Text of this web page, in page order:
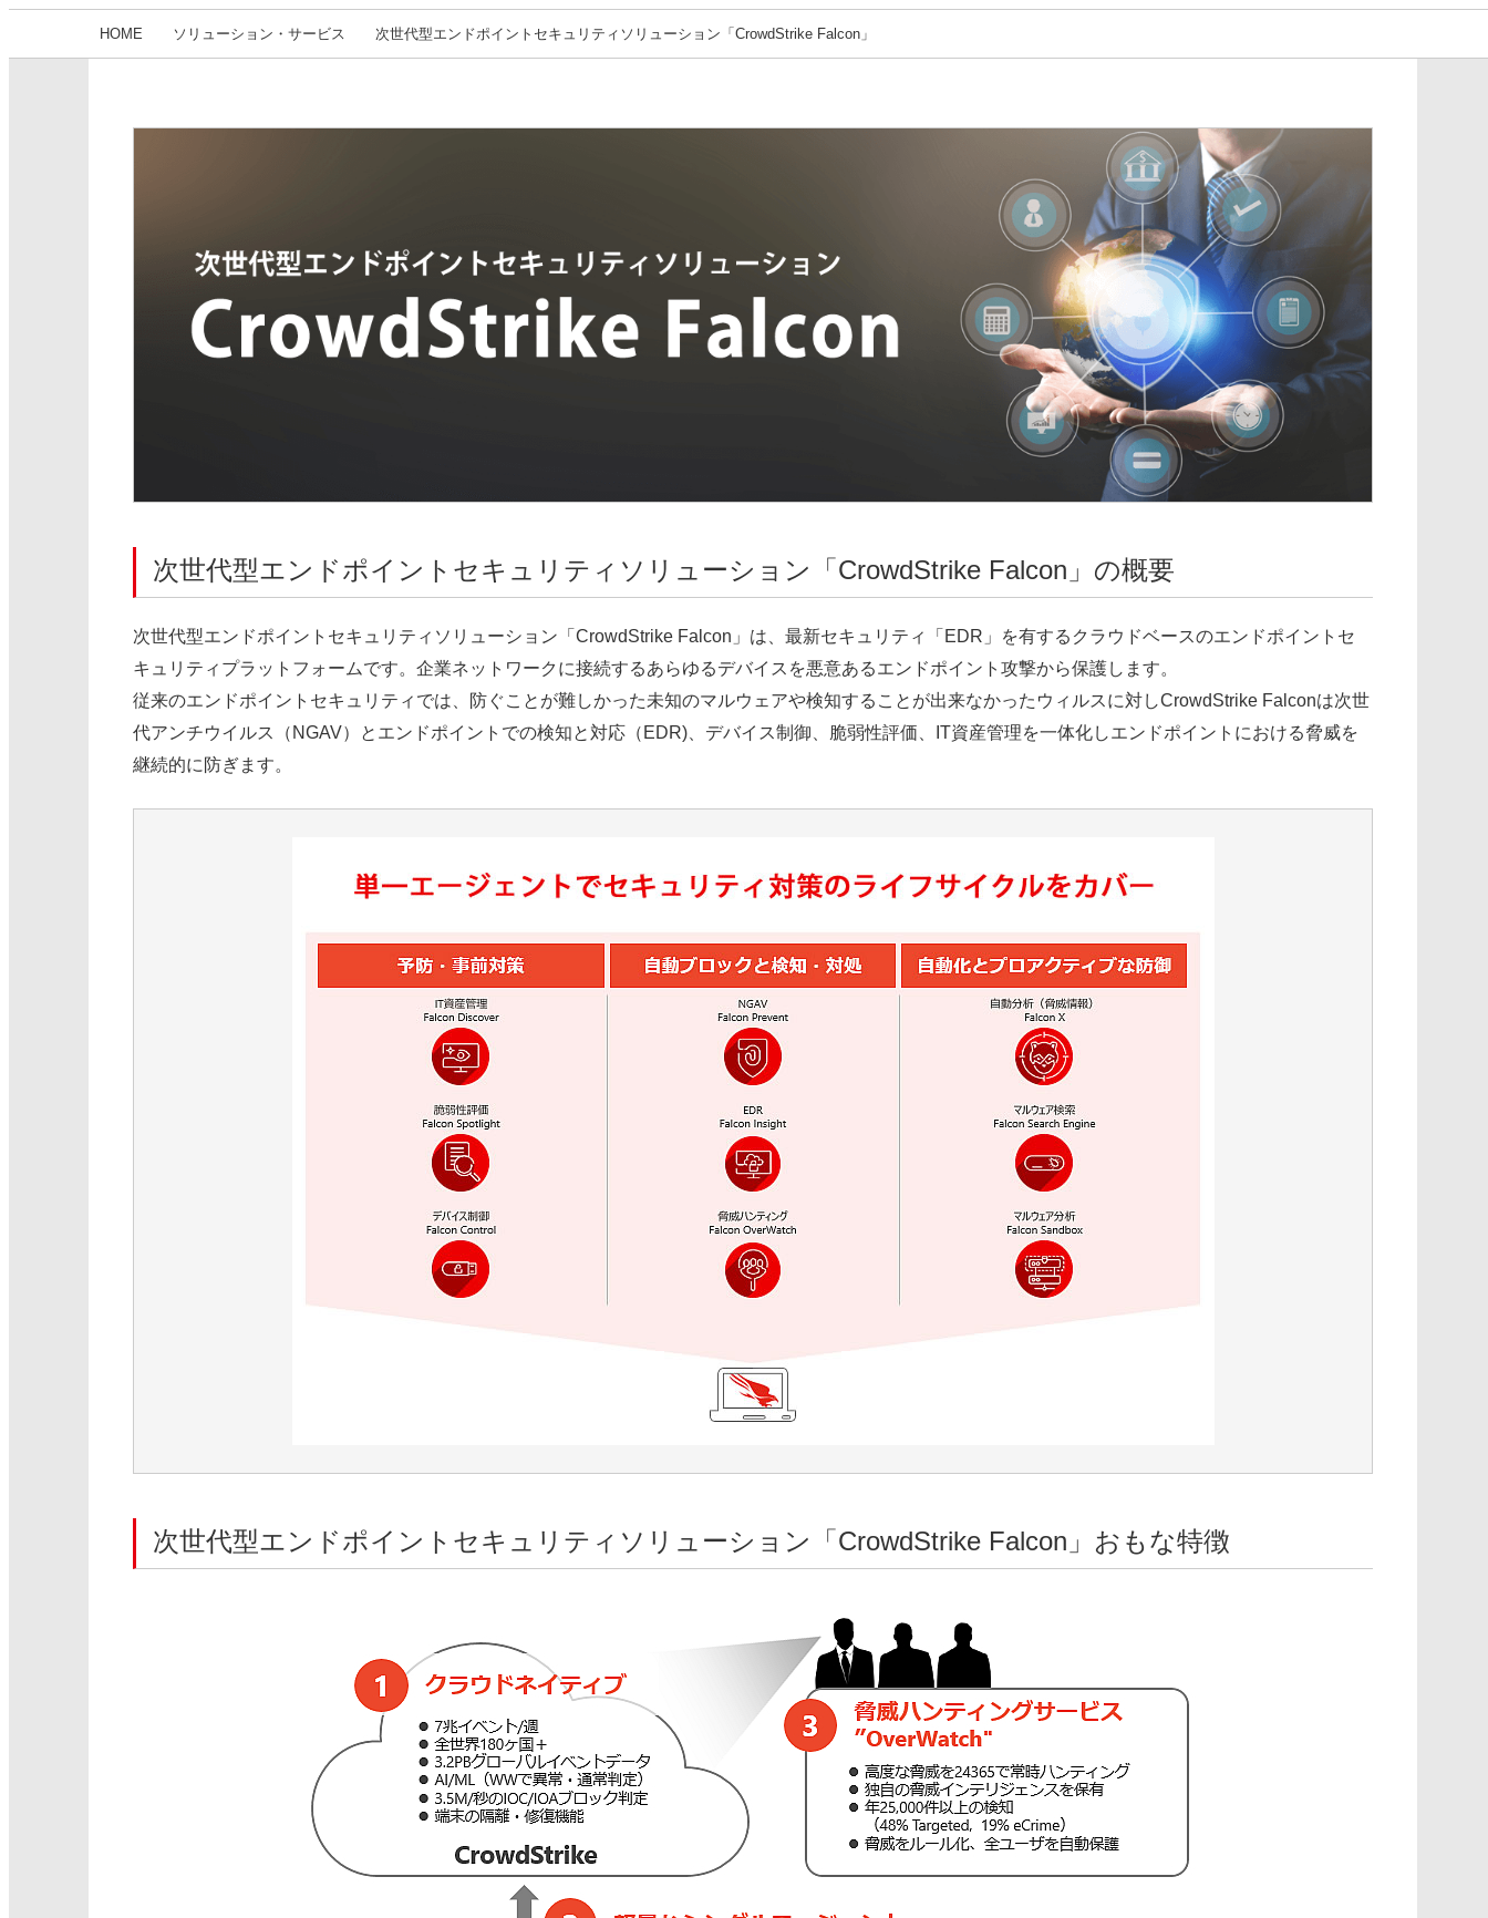
HOME ソリューション・サービス 次世代型エンドポイントセキュリティソリューション「CrowdStrike Falcon」
次世代型エンドポイントセキュリティソリューション「CrowdStrike Falcon」の概要
次世代型エンドポイントセキュリティソリューション「CrowdStrike Falcon」は、最新セキュリティ「EDR」を有するクラウドベースのエンドポイントセ
キュリティプラットフォームです。企業ネットワークに接続するあらゆるデバイスを悪意あるエンドポイント攻撃から保護します。
従来のエンドポイントセキュリティでは、防ぐことが難しかった未知のマルウェアや検知することが出来なかったウィルスに対しCrowdStrike Falconは次世
代アンチウイルス（NGAV）とエンドポイントでの検知と対応（EDR)、デバイス制御、脆弱性評価、IT資産管理を一体化しエンドポイントにおける脅威を
継続的に防ぎます。
次世代型エンドポイントセキュリティソリューション「CrowdStrike Falcon」おもな特徴